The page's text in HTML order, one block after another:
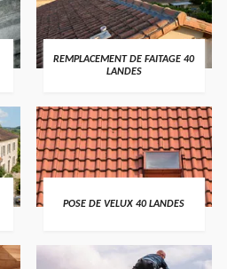
REMPLACEMENT DE FAITAGE 40
LANDES
POSE DE VELUX 40 LANDES